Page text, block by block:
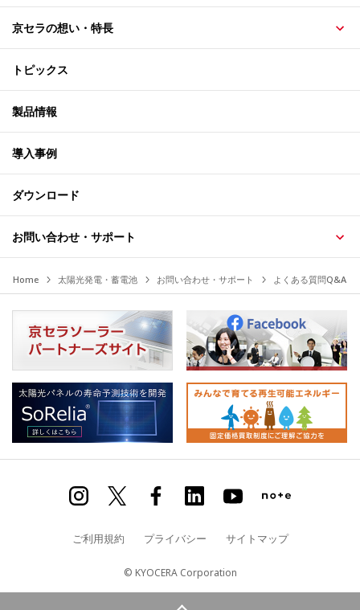
京セラの想い・特長
トピックス
製品情報
導入事例
ダウンロード
お問い合わせ・サポート
Home 太陽光発電・蓄電池 お問い合わせ・サポート よくある質問Q&A
ご利用規約 プライバシー サイトマップ
© KYOCERA Corporation